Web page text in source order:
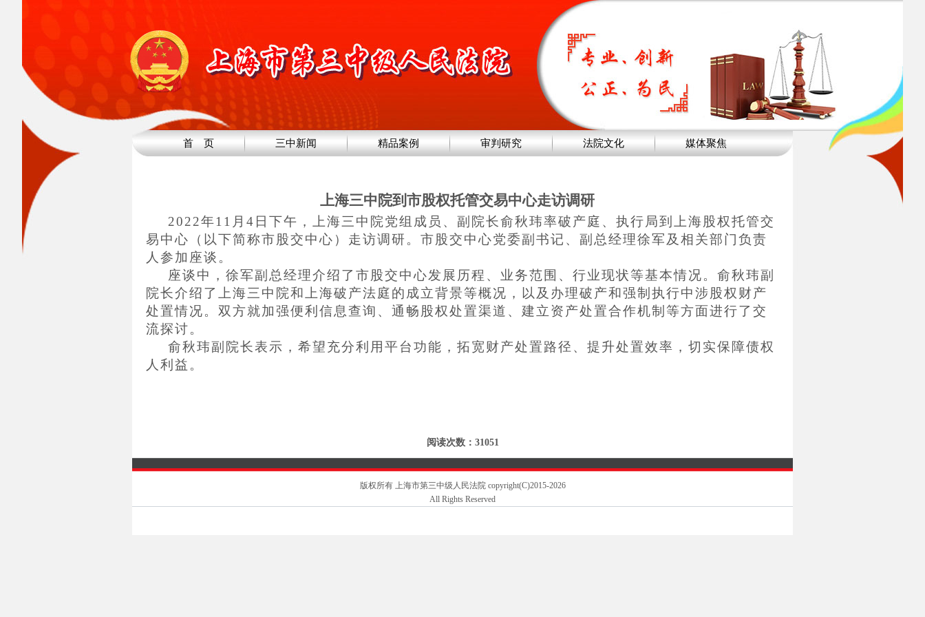
首 页 三中新闻 精品案例 审判研究 法院文化 媒体聚焦
上海三中院到市股权托管交易中心走访调研
2022年11月4日下午，上海三中院党组成员、副院长俞秋玮率破产庭、执行局到上海股权托管交
易中心（以下简称市股交中心）走访调研。市股交中心党委副书记、副总经理徐军及相关部门负责
人参加座谈。
座谈中，徐军副总经理介绍了市股交中心发展历程、业务范围、行业现状等基本情况。俞秋玮副
院长介绍了上海三中院和上海破产法庭的成立背景等概况，以及办理破产和强制执行中涉股权财产
处置情况。双方就加强便利信息查询、通畅股权处置渠道、建立资产处置合作机制等方面进行了交
流探讨。
俞秋玮副院长表示，希望充分利用平台功能，拓宽财产处置路径、提升处置效率，切实保障债权
人利益。
阅读次数：31051
版权所有 上海市第三中级人民法院 copyright(C)2015-2026
All Rights Reserved